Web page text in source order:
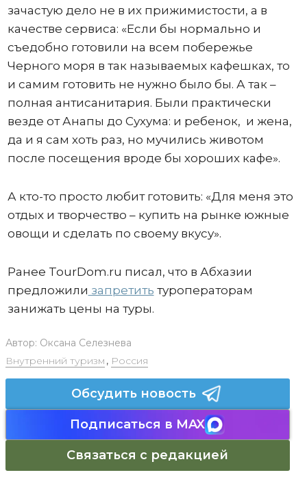
зачастую дело не в их прижимистости, а в
качестве сервиса: «Если бы нормально и
съедобно готовили на всем побережье
Черного моря в так называемых кафешках, то
и самим готовить не нужно было бы. А так –
полная антисанитария. Были практически
везде от Анапы до Сухума: и ребенок, и жена,
да и я сам хоть раз, но мучились животом
после посещения вроде бы хороших кафе».
А кто-то просто любит готовить: «Для меня это
отдых и творчество – купить на рынке южные
овощи и сделать по своему вкусу».
Ранее TourDom.ru писал, что в Абхазии
предложили запретить туроператорам
занижать цены на туры.
Автор: Оксана Селезнева
Внутренний туризм , Россия
Обсудить новость
Подписаться в MAX
Связаться с редакцией